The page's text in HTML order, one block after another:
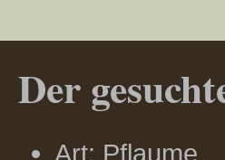
Der
Art: Pflaume